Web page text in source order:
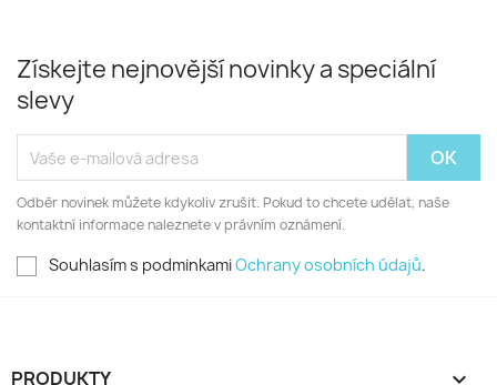
Získejte nejnovější novinky a speciální
slevy
Odběr novinek můžete kdykoliv zrušit. Pokud to chcete udělat, naše
kontaktní informace naleznete v právním oznámení.
Souhlasím s podminkamiOchrany osobních údajů.
PRODUKTY 